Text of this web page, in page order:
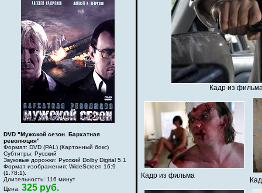
DVD "Мужской сезон. Бархатная
революция"
Формат: DVD (PAL) (Картонный бокс)
Субтитры: Русский
Звуковые дорожки: Русский Dolby Digital 5.1
Формат изображения: WideScreen 16:9
(1.78:1).
Длительность: 116 минут
Цена: 325 руб.
Кадр из
Кадр из фильма